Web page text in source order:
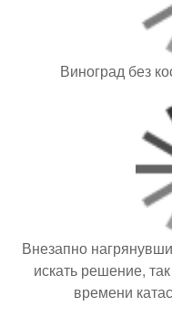
Виноград без
Внезапно
искать решение,
времени